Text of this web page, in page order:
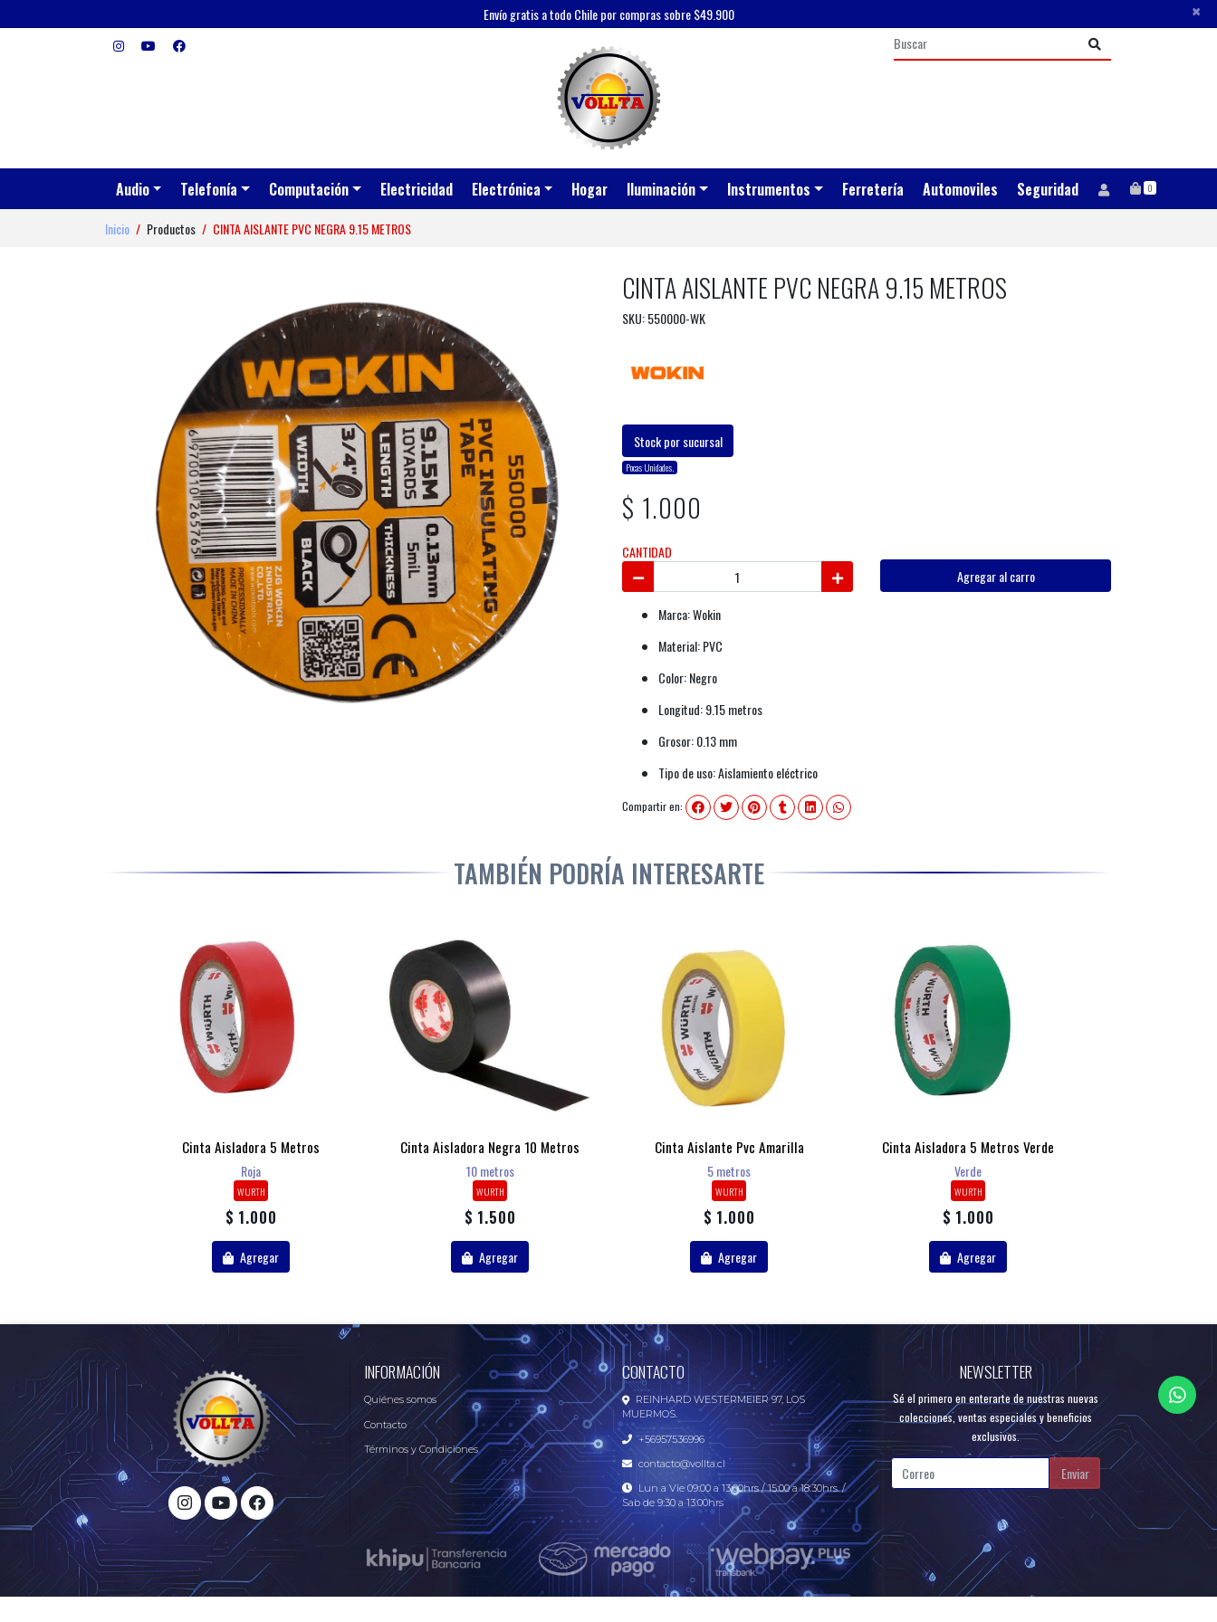
Envío gratis a todo Chile por compras sobre $49.900 ×
Audio Telefonía Computación Electricidad Electrónica Hogar Iluminación Instrumentos Ferretería Automoviles Seguridad 0
Inicio Productos CINTA AISLANTE PVC NEGRA 9.15 METROS
CINTA AISLANTE PVC NEGRA 9.15 METROS
SKU: 550000-WK
Stock por sucursal
Pocas Unidades.
$ 1.000
CANTIDAD
Agregar al carro
Marca: Wokin
Material: PVC
Color: Negro
Longitud: 9.15 metros
Grosor: 0.13 mm
Tipo de uso: Aislamiento eléctrico
Compartir en:
TAMBIÉN PODRÍA INTERESARTE
Cinta Aisladora 5 Metros
Roja
WURTH
$ 1.000
Agregar
Cinta Aisladora Negra 10 Metros
10 metros
WURTH
$ 1.500
Agregar
Cinta Aislante Pvc Amarilla
5 metros
WURTH
$ 1.000
Agregar
Cinta Aisladora 5 Metros Verde
Verde
WURTH
$ 1.000
Agregar
INFORMACIÓN
Quiénes somos
Contacto
Términos y Condiciones
CONTACTO
REINHARD WESTERMEIER 97, LOS
MUERMOS.
+56957536996
contacto@vollta.cl
Lun a Vie 09:00 a 13:00hrs / 15:00 a 18:30hrs. /
Sab de 9:30 a 13:00hrs
NEWSLETTER
Sé el primero en enterarte de nuestras nuevas
colecciones, ventas especiales y beneficios
exclusivos.
Enviar